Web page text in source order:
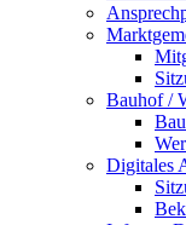
Bauhof /
Digitales